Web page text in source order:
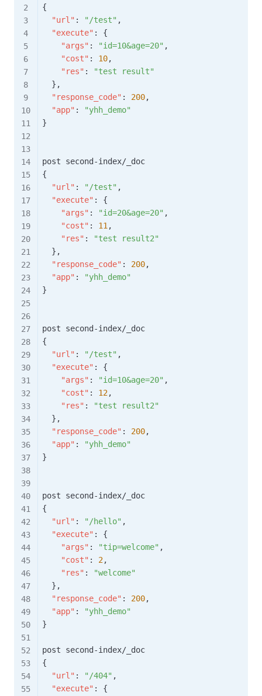
{
"url" : "/test" ,
"execute" :
{
"args" : "id=10&age=20" ,
"cost" : 10,
"res" :
"test result"
} ,
"response_code" : 200,
"app" :
"yhh_demo"
}
{
"url" : "/test" ,
"execute" :
{
"args" : "id=20&age=20" ,
"cost" : 11 ,
"res" :
"test result2"
} ,
"response_code" : 200,
"app" :
"yhh_demo"
}
{
"url" : "/test" ,
"execute" :
{
"args" : "id=10&age=20" ,
"cost" : 12,
"res" :
"test result2"
} ,
"response_code" : 200,
"app" :
"yhh_demo"
}
{
"url" : "/hello" ,
"execute" :
{
"args" : "tip=welcome" ,
"cost" : 2,
"res" :
"welcome"
} ,
"response_code" : 200,
"app" :
"yhh_demo"
}
{
"url" : "/404" ,
"execute" :
{